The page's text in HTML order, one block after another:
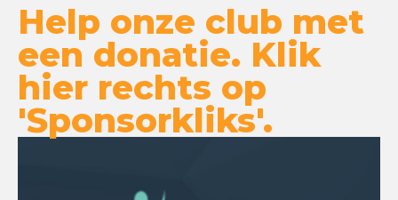
Help onze club met
een donatie. Klik
hier rechts op
'Sponsorkliks'.